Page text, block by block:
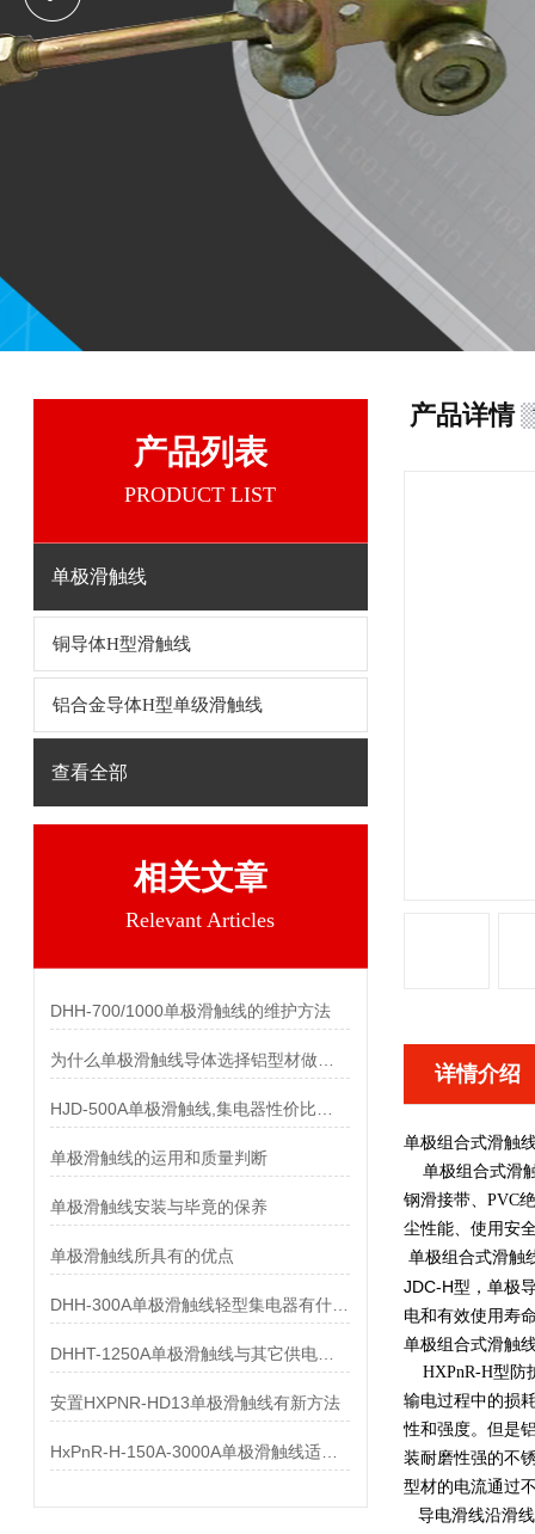
产品列表
PRODUCT LIST
单极滑触线
铜导体H型滑触线
铝合金导体H型单级滑触线
查看全部
相关文章
Relevant Articles
DHH-700/1000单极滑触线的维护方法
单极滑触线的运用和质量判断
单极滑触线安装与毕竟的保养
单极滑触线所具有的优点
安置HXPNR-HD13单极滑触线有新方法
产品详情
详情介绍
单极组合式滑触
单极组合式滑触
钢滑接带、PVC
尘性能、使用安
单极组合式滑触
JDC-H型，单极
电和有效使用寿
单极组合式滑触
HXPnR-H型防
输电过程中的损
性和强度。但是
装耐磨性强的不
型材的电流通过
导电滑线沿滑线